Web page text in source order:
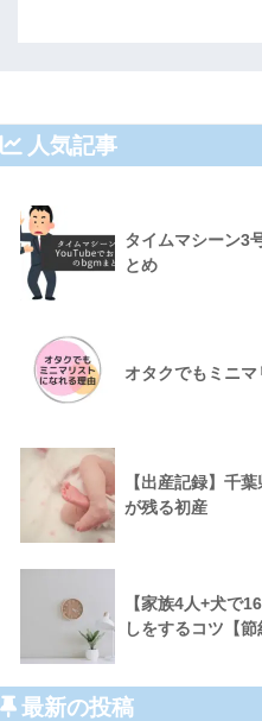
人気記事
タイムマシーン3
とめ
オタクでもミニ
【出産記録】千
が残る初産
【家族4人+犬で
しをするコツ【節
最新の投稿